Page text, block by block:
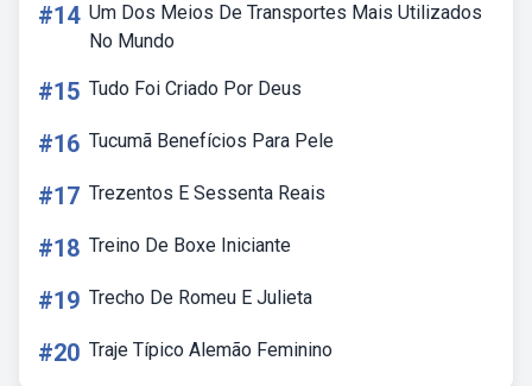
#14 Um Dos Meios De Transportes Mais Utilizados
No Mundo
#15 Tudo Foi Criado Por Deus
#16 Tucumã Benefícios Para Pele
#17 Trezentos E Sessenta Reais
#18 Treino De Boxe Iniciante
#19 Trecho De Romeu E Julieta
#20 Traje Típico Alemão Feminino